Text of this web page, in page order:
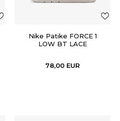
Nike Patike FORCE 1
LOW BT LACE
78,00 EUR